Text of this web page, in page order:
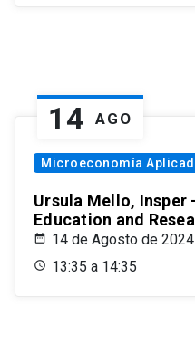
14 AGO
Microeconomía
Ursula Mello,
Education and
14 de Agosto de 2024
13:35 a 14:35